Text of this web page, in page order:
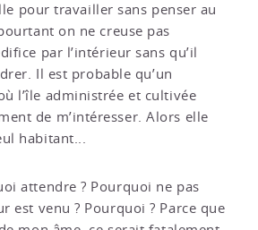
pour travailler sans penser au
on ne creuse pas
par l’intérieur sans qu’il
Il est probable qu’un
l’île administrée et cultivée
de m’intéresser. Alors elle
habitant...
attendre ? Pourquoi ne pas
est venu ? Pourquoi ? Parce que